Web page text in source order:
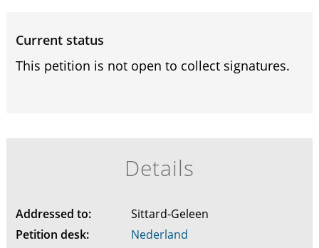
Current status
This petition is not open to collect signatures.
Details
Addressed to:
Sittard-Geleen
Petition desk:
Nederland